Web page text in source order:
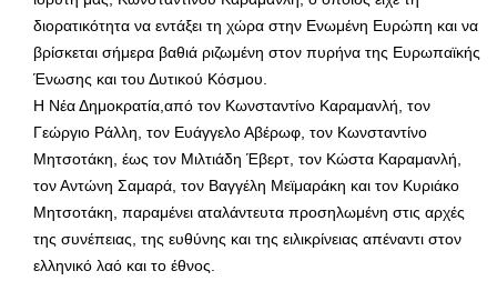
διορατικότητα να εντάξει τη χώρα στην Ενωμένη Ευρώπη και να
βρίσκεται σήμερα βαθιά ριζωμένη στον πυρήνα της Ευρωπαϊκής
Ένωσης και του Δυτικού Κόσμου.
Η Νέα Δημοκρατία,από τον Κωνσταντίνο Καραμανλή, τον
Γεώργιο Ράλλη, τον Ευάγγελο Αβέρωφ, τον Κωνσταντίνο
Μητσοτάκη, έως τον Μιλτιάδη Έβερτ, τον Κώστα Καραμανλή,
τον Αντώνη Σαμαρά, τον Βαγγέλη Μεϊμαράκη και τον Κυριάκο
Μητσοτάκη, παραμένει αταλάντευτα προσηλωμένη στις αρχές
της συνέπειας, της ευθύνης και της ειλικρίνειας απέναντι στον
ελληνικό λαό και το έθνος.